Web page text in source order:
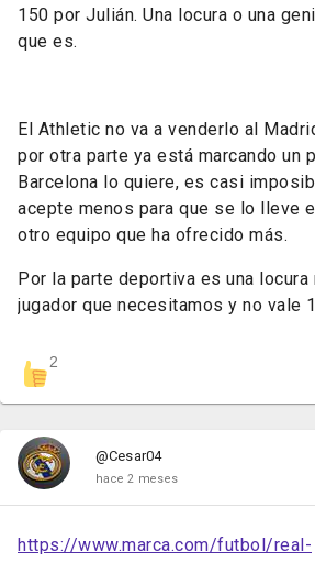
150 por Julián. Una locura o una
que es.
El Athletic no va a venderlo al
por otra parte ya está marcando un
Barcelona lo quiere, es casi
acepte menos para que se lo lleve
otro equipo que ha ofrecido más.
Por la parte deportiva es una locura
jugador que necesitamos y no vale
2
@Cesar04
hace 2 meses
https://www.marca.com/futbol/real-